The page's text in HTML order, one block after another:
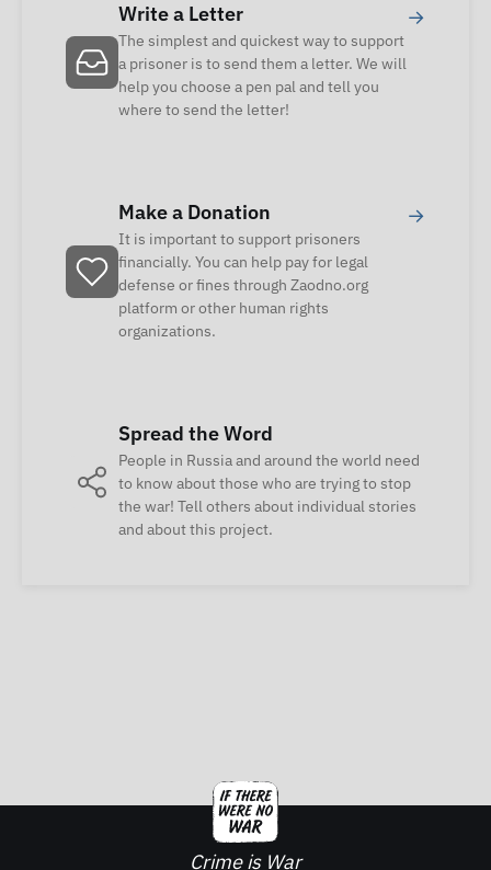
Write a Letter
The simplest and quickest way to support
a prisoner is to send them a letter. We will
help you choose a pen pal and tell you
where to send the letter!
→
Make a Donation
It is important to support prisoners
financially. You can help pay for legal
defense or fines through Zaodno.org
platform or other human rights
organizations.
→
Spread the Word
People in Russia and around the world need
to know about those who are trying to stop
the war! Tell others about individual stories
and about this project.
Crime is War